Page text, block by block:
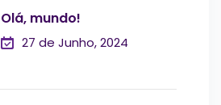
Olá, mundo!
27 de Junho, 2024